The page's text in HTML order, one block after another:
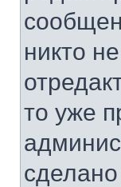
никто
то уже